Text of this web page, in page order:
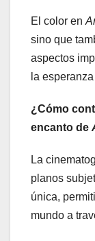
El color en
sino que
aspectos
la
¿Cómo
encanto de
La
planos
única,
mundo a